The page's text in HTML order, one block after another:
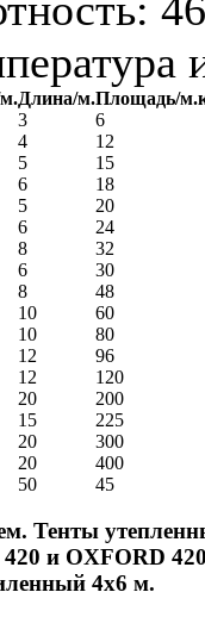
Длина/м.Площадь/
3
6
4
12
5
15
6
18
5
20
6
24
8
32
6
30
8
48
10
60
10
80
12
96
12
120
20
200
15
225
20
300
20
400
50 45
Тенты
и OXFORD
4х6 м.